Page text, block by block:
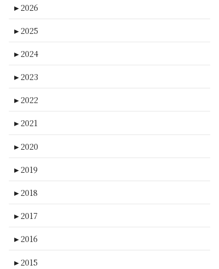
►2026
►2025
►2024
►2023
►2022
►2021
►2020
►2019
►2018
►2017
►2016
►2015